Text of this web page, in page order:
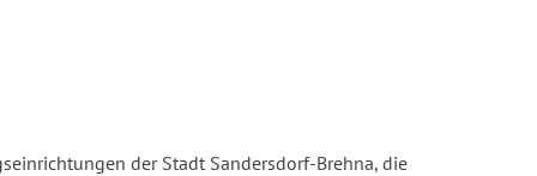
der Stadt Sandersdorf-Brehna, die